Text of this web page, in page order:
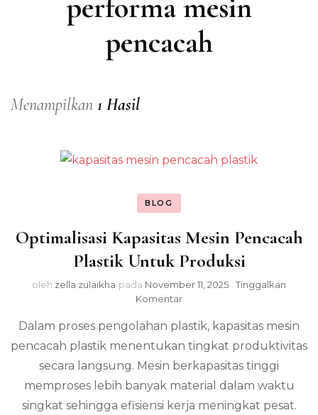
pencacah
Menampilkan 1 Hasil
BLOG
Optimalisasi Kapasitas Mesin Pencacah
Plastik Untuk Produksi
oleh zella zulaikha pada November 11, 2025
Tinggalkan
Komentarpada
Kapasitas
Mesin
Pencacah
Plastik
Untuk
Produksi
Dalam proses pengolahan plastik, kapasitas mesin
pencacah plastik menentukan tingkat produktivitas
secara langsung. Mesin berkapasitas tinggi
memproses lebih banyak material dalam waktu
singkat sehingga efisiensi kerja meningkat pesat.